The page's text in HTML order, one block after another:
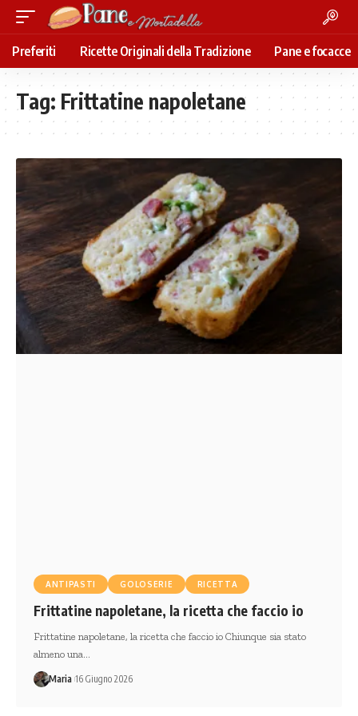
Preferiti Ricette Originali della Tradizione Pane e focacce
Tag: Frittatine napoletane
ANTIPASTI GOLOSERIE RICETTA
Frittatine napoletane, la ricetta che faccio io
Frittatine napoletane, la ricetta che faccio io Chiunque sia stato
almeno una…
Maria 16 Giugno 2026